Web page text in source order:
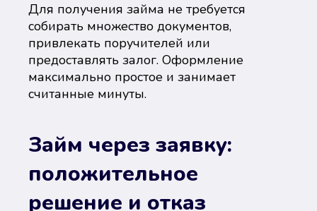
Для получения займа не требуется
собирать множество документов,
привлекать поручителей или
предоставлять залог. Оформление
максимально простое и занимает
считанные минуты.
Займ через заявку:
положительное
решение и отказ